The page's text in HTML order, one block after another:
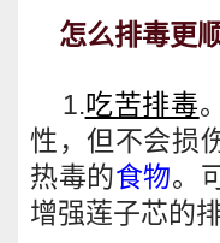
怎么排毒更
1.吃苦排毒
性，但不会损
热毒的食物。
增强莲子芯的